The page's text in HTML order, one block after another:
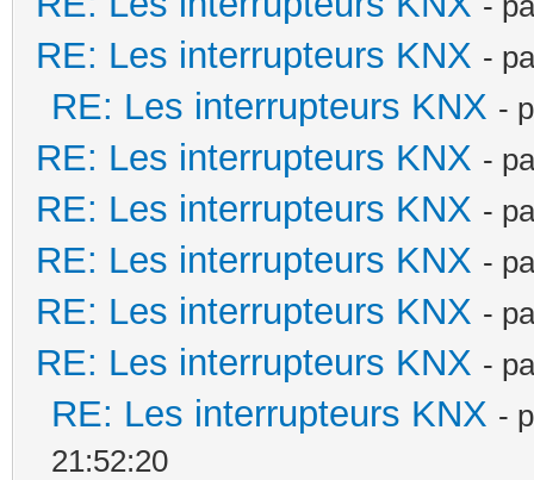
RE: Les interrupteurs KNX -
RE: Les interrupteurs KNX -
RE: Les interrupteurs KNX -
RE: Les interrupteurs KNX -
RE: Les interrupteurs KNX -
RE: Les interrupteurs KNX -
RE: Les interrupteurs KNX -
RE: Les interrupteurs KNX -
21:52:20